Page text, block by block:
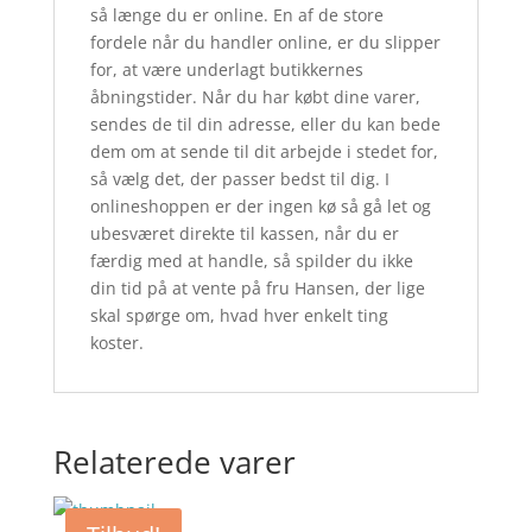
så længe du er online. En af de store
fordele når du handler online, er du slipper
for, at være underlagt butikkernes
åbningstider. Når du har købt dine varer,
sendes de til din adresse, eller du kan bede
dem om at sende til dit arbejde i stedet for,
så vælg det, der passer bedst til dig. I
onlineshoppen er der ingen kø så gå let og
ubesværet direkte til kassen, når du er
færdig med at handle, så spilder du ikke
din tid på at vente på fru Hansen, der lige
skal spørge om, hvad hver enkelt ting
koster.
Relaterede varer